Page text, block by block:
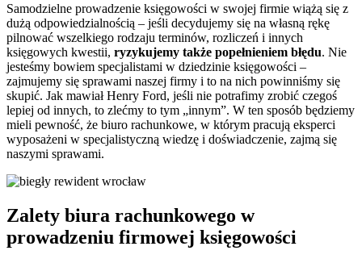
Samodzielne prowadzenie księgowości w swojej firmie wiążą się z
dużą odpowiedzialnością – jeśli decydujemy się na własną rękę
pilnować wszelkiego rodzaju terminów, rozliczeń i innych
księgowych kwestii, ryzykujemy także popełnieniem błędu. Nie
jesteśmy bowiem specjalistami w dziedzinie księgowości –
zajmujemy się sprawami naszej firmy i to na nich powinniśmy się
skupić. Jak mawiał Henry Ford, jeśli nie potrafimy zrobić czegoś
lepiej od innych, to zlećmy to tym „innym”. W ten sposób będziemy
mieli pewność, że biuro rachunkowe, w którym pracują eksperci
wyposażeni w specjalistyczną wiedzę i doświadczenie, zajmą się
naszymi sprawami.
Zalety biura rachunkowego w
prowadzeniu firmowej księgowości